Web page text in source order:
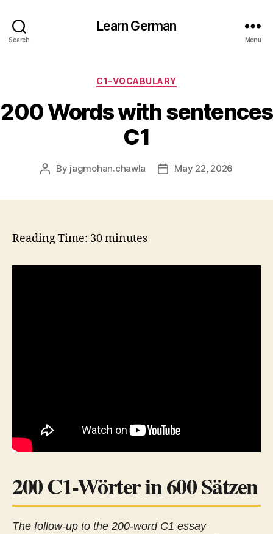
Search
Learn German
Menu
Categories
C1-VOCABULARY
200 Words with sentences
C1
Post
By jagmohan.chawla
PostMay 22, 2026
Reading Time: 30minutes
200 C1-Wörter in 600 Sätzen
The follow-up to the 200-word C1 essay